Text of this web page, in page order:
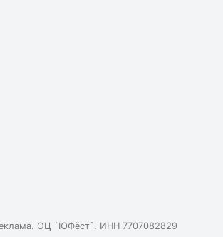
ОЦ `ЮФёст`. ИНН 7707082829